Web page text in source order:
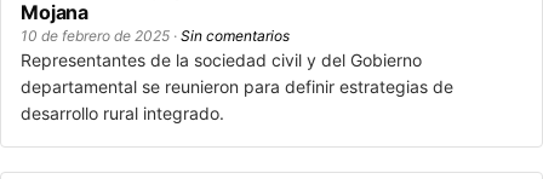
Mojana
10 de febrero de 2025 · Sin comentarios
Representantes de la sociedad civil y del Gobierno
departamental se reunieron para definir estrategias de
desarrollo rural integrado.